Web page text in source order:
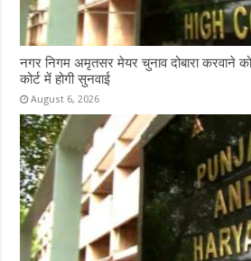
नगर निगम अमृतसर मेयर चुनाव दोबारा करवाने
कोर्ट में होगी सुनवाई
August 6, 2026